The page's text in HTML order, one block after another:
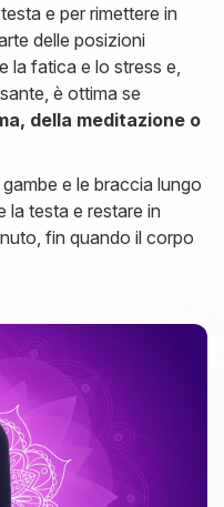
e per rimettere in
delle posizioni
la fatica e lo stress e,
è ottima se
della meditazione o
e le braccia lungo
la testa e restare in
fin quando il corpo